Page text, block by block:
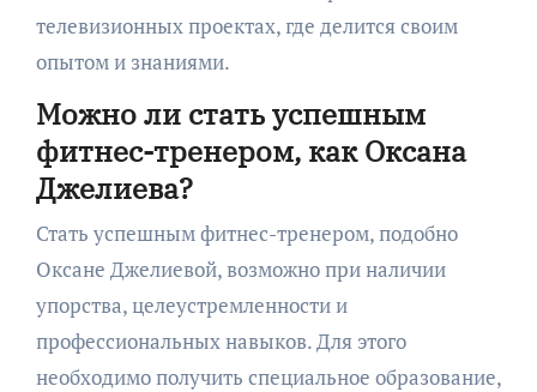
телевизионных проектах, где делится своим
опытом и знаниями.
Можно ли стать успешным
фитнес-тренером, как Оксана
Джелиева?
Стать успешным фитнес-тренером, подобно
Оксане Джелиевой, возможно при наличии
упорства, целеустремленности и
профессиональных навыков. Для этого
необходимо получить специальное образование,